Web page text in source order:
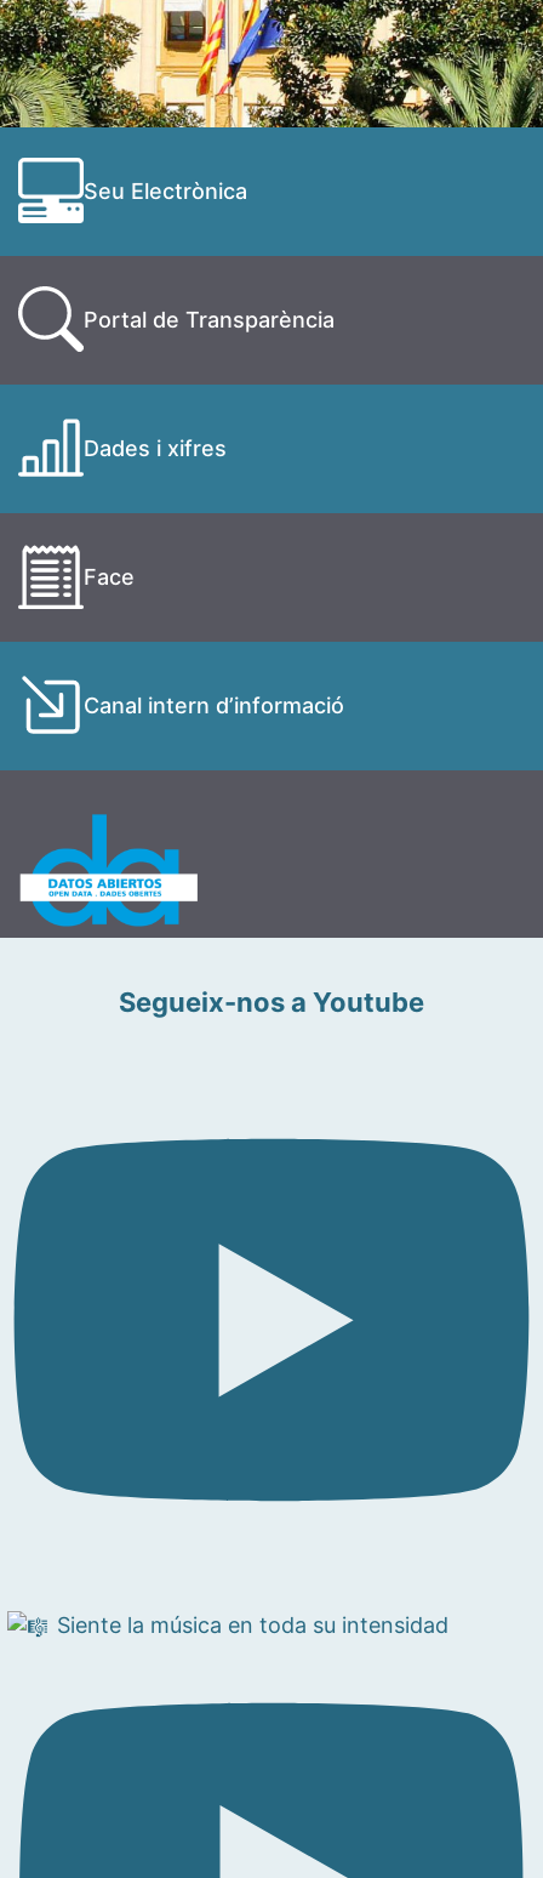
Seu Electrònica
Portal de Transparència
Dades i xifres
Face
Canal intern d’informació
Segueix-nos a Youtube
Siente la música en toda su intensidad